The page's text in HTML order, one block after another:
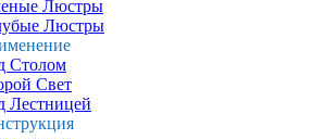
Люстры
Люстры
Столом
Свет
Лестницей